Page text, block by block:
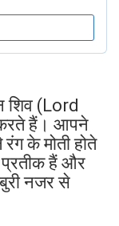
शिव (Lord
करते हैं। आपने
के मोती होते
प्रतीक हैं और
नजर से